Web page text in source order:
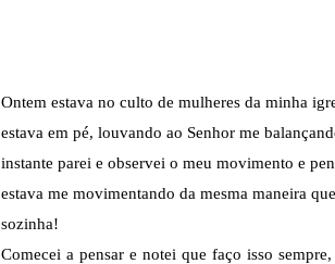
Ontem estava no culto de mulheres da minha
estava em pé, louvando ao Senhor me
instante parei e observei o meu movimento e
estava me movimentando da mesma maneira
sozinha!
Comecei a pensar e notei que faço isso